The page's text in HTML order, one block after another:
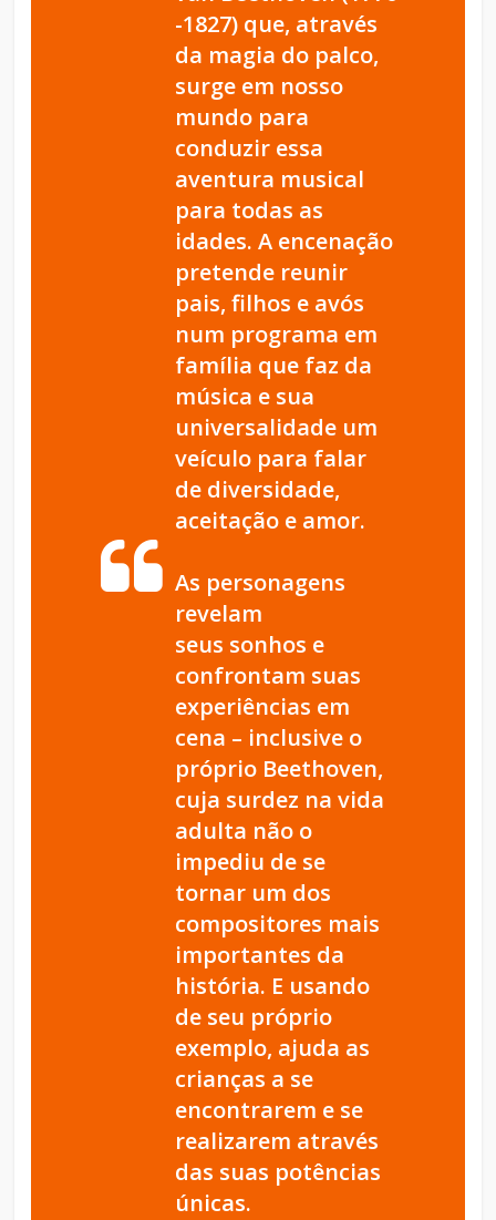
-1827) que, através
da magia do palco,
surge em nosso
mundo para
conduzir essa
aventura musical
para todas as
idades. A encenação
pretende reunir
pais, filhos e avós
num programa em
família que faz da
música e sua
universalidade um
veículo para falar
de diversidade,
aceitação e amor.
As personagens
revelam
seus sonhos e
confrontam suas
experiências em
cena – inclusive o
próprio Beethoven,
cuja surdez na vida
adulta não o
impediu de se
tornar um dos
compositores mais
importantes da
história. E usando
de seu próprio
exemplo, ajuda as
crianças a se
encontrarem e se
realizarem através
das suas potências
únicas.